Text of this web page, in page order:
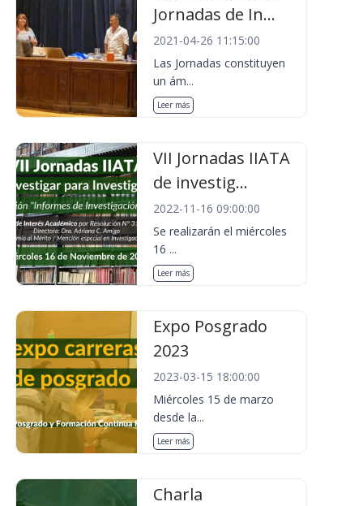
Jornadas de In...
2021-04-26 11:15:00
Las Jornadas constituyen
un ám...
Leer más
VII Jornadas IIATA
de investig...
2022-11-16 09:00:00
Se realizarán el miércoles
16 ...
Leer más
Expo Posgrado
2023
2023-03-15 18:00:00
Miércoles 15 de marzo
desde la...
Leer más
Charla